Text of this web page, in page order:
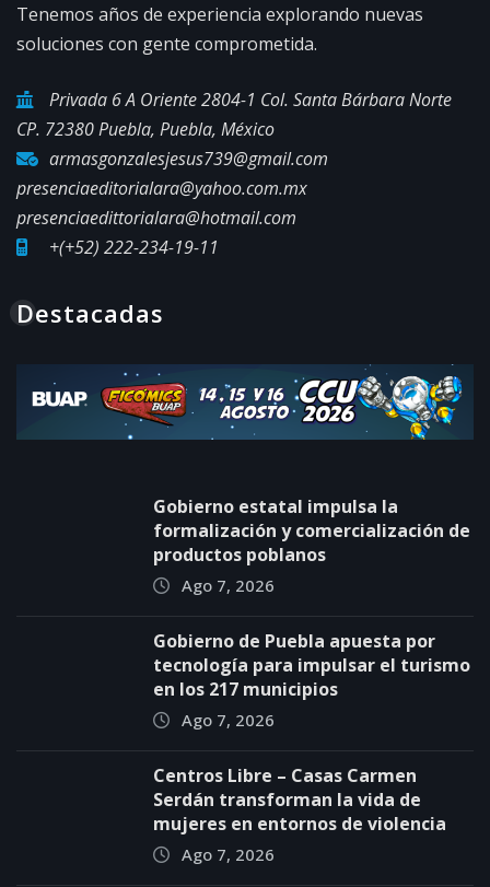
Tenemos años de experiencia explorando nuevas
soluciones con gente comprometida.
Privada 6 A Oriente 2804-1 Col. Santa Bárbara Norte
CP. 72380 Puebla, Puebla, México
armasgonzalesjesus739@gmail.com
presenciaeditorialara@yahoo.com.mx
presenciaedittorialara@hotmail.com
+(+52) 222-234-19-11
Destacadas
Gobierno estatal impulsa la
formalización y comercialización de
productos poblanos
Ago 7, 2026
Gobierno de Puebla apuesta por
tecnología para impulsar el turismo
en los 217 municipios
Ago 7, 2026
Centros Libre – Casas Carmen
Serdán transforman la vida de
mujeres en entornos de violencia
Ago 7, 2026